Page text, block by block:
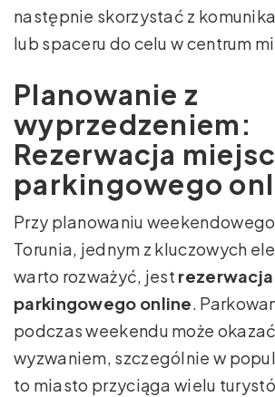
następnie skorzystać z
lub spaceru do celu w centrum
Planowanie z
wyprzedzeniem:
Rezerwacja
parkingowego
Przy planowaniu
Torunia, jednym z kluczowych
warto rozważyć, jest
parkingowego online.
podczas weekendu może
wyzwaniem, szczególnie w
to miasto przyciąga wielu